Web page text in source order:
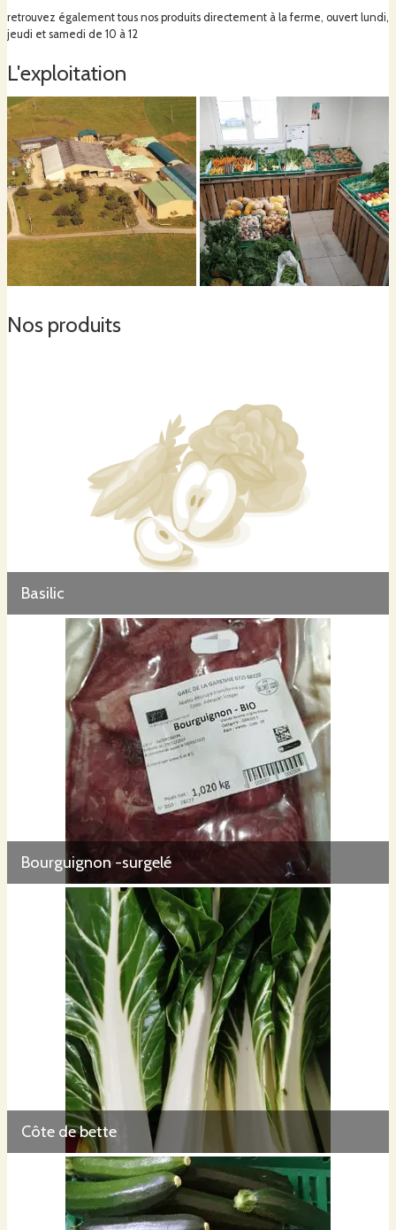
retrouvez également tous nos produits directement à la ferme, ouvert lundi,
jeudi et samedi de 10 à 12
L'exploitation
Nos produits
Basilic
Bourguignon -surgelé
Côte de bette